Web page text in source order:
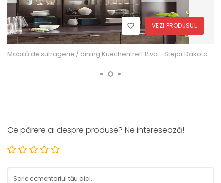
VEZI PRODUSUL
Mobilă de sufragerie / dining Kuechentreff Riva - Stejar Dakota
Ce părere ai despre produse? Ne interesează!